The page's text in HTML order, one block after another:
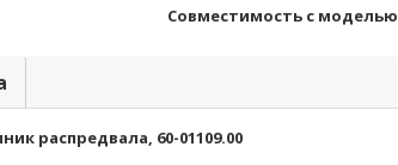
Совместимость с моделью
распредвала, 60-01109.00